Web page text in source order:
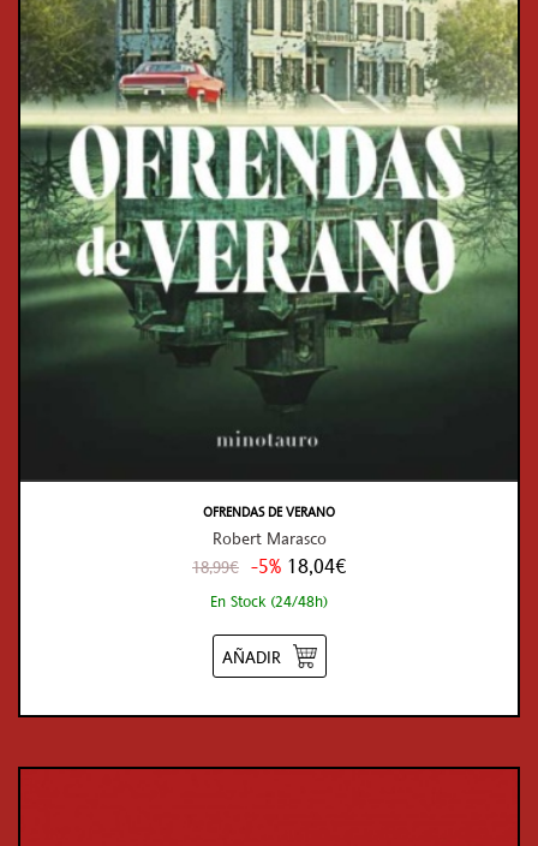
OFRENDAS DE VERANO
Robert Marasco
18,99€ -5% 18,04€
En Stock (24/48h)
AÑADIR